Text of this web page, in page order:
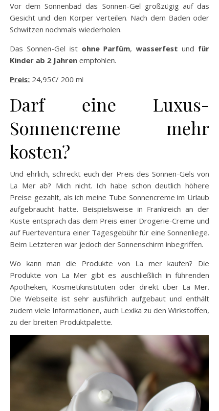
Vor dem Sonnenbad das Sonnen-Gel großzügig auf das
Gesicht und den Körper verteilen. Nach dem Baden oder
Schwitzen nochmals wiederholen.
Das Sonnen-Gel ist ohne Parfüm, wasserfest und für
Kinder ab 2 Jahren empfohlen.
Preis: 24,95€/ 200 ml
Darf eine Luxus-
Sonnencreme mehr
kosten?
Und ehrlich, schreckt euch der Preis des Sonnen-Gels von
La Mer ab? Mich nicht. Ich habe schon deutlich höhere
Preise gezahlt, als ich meine Tube Sonnencreme im Urlaub
aufgebraucht hatte. Beispielsweise in Frankreich an der
Küste entsprach das dem Preis einer Drogerie-Creme und
auf Fuerteventura einer Tagesgebühr für eine Sonnenliege.
Beim Letzteren war jedoch der Sonnenschirm inbegriffen.
Wo kann man die Produkte von La mer kaufen? Die
Produkte von La Mer gibt es auschließlich in führenden
Apotheken, Kosmetikinstituten oder direkt über La Mer.
Die Webseite ist sehr ausführlich aufgebaut und enthält
zudem viele Informationen, auch Lexika zu den Wirkstoffen,
zu der breiten Produktpalette.